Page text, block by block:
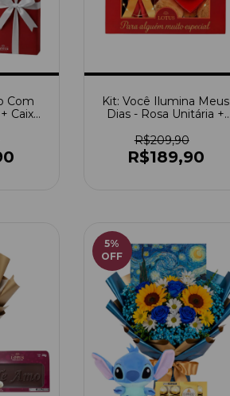
Com
Caixa
Kit: Você Ilumina Meus
Dias - Rosa Unitária +
Vida
R$209,90
R$189,90
5%
OFF